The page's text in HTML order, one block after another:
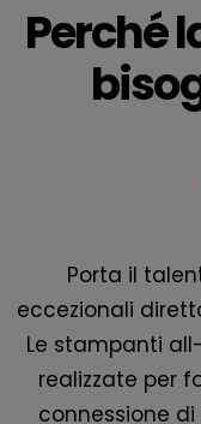
Perché
Porta il
eccezionali
Le stampanti
realizzate per
connessione